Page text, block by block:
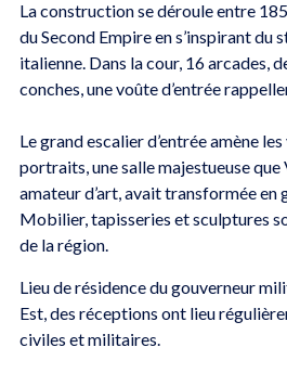
La construction se déroule entre
du Second Empire en s’inspirant du
italienne. Dans la cour, 16 arcades,
conches, une voûte d’entrée
Le grand escalier d’entrée amène
portraits, une salle majestueuse
amateur d’art, avait transformée en
Mobilier, tapisseries et sculptures
de la région.
Lieu de résidence du gouverneur
Est, des réceptions ont lieu
civiles et militaires.